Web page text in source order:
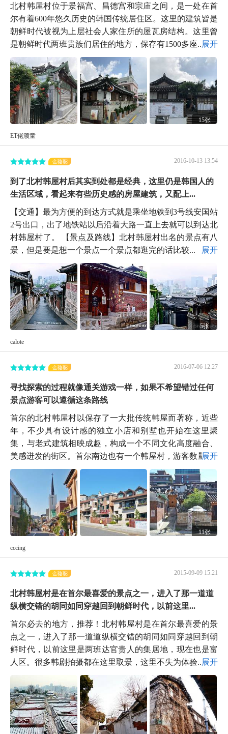
北村韩屋村位于景福宫、昌德宫和宗庙之间，是一处在首
尔有着600年悠久历史的韩国传统居住区。这里的建筑皆是
朝鲜时代被视为上层社会人家住所的屋瓦房结构。这里曾
是朝鲜时代两班贵族们居住的地方，保存有1500多座...展开
15张
ET佬顽童
2016-10-13 13:54
金骆驼
到了北村韩屋村后其实到处都是经典，这里仍是韩国人的
生活区域，看起来有些历史感的房屋建筑，又配上...
【交通】最为方便的到达方式就是乘坐地铁到3号线安国站
2号出口，出了地铁站以后沿着大路一直上去就可以到达北
村韩屋村了。 【景点及路线】北村韩屋村出名的景点有八
景，但是要是想一个景点一个景点都逛完的话比较...
展开
5张
calote
2016-07-06 12:27
金骆驼
寻找探索的过程就像通关游戏一样，如果不希望错过任何
景点游客可以遵循这条路线
首尔的北村韩屋村以保存了一大批传统韩屋而著称，近些
年，不少具有设计感的独立小店和别墅也开始在这里聚
集，与老式建筑相映成趣，构成一个不同文化高度融合、
美感迸发的街区。首尔南边也有一个韩屋村，游客数量...
展开
11张
cccing
2015-09-09 15:21
金骆驼
北村韩屋村是在首尔最喜爱的景点之一，进入了那一道道
纵横交错的胡同如同穿越回到朝鲜时代，以前这里...
首尔必去的地方，推荐！北村韩屋村是在首尔最喜爱的景
点之一，进入了那一道道纵横交错的胡同如同穿越回到朝
鲜时代，以前这里是两班达官贵人的集居地，现在也是富
人区。很多韩剧拍摄都在这里取景，这里不失为体验...展开